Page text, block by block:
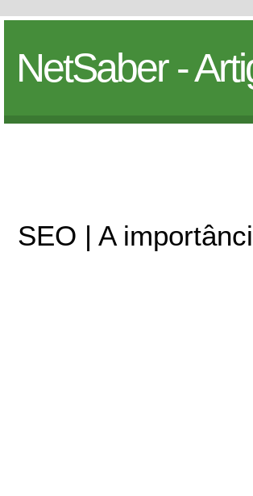
NetSaber -
SEO | A